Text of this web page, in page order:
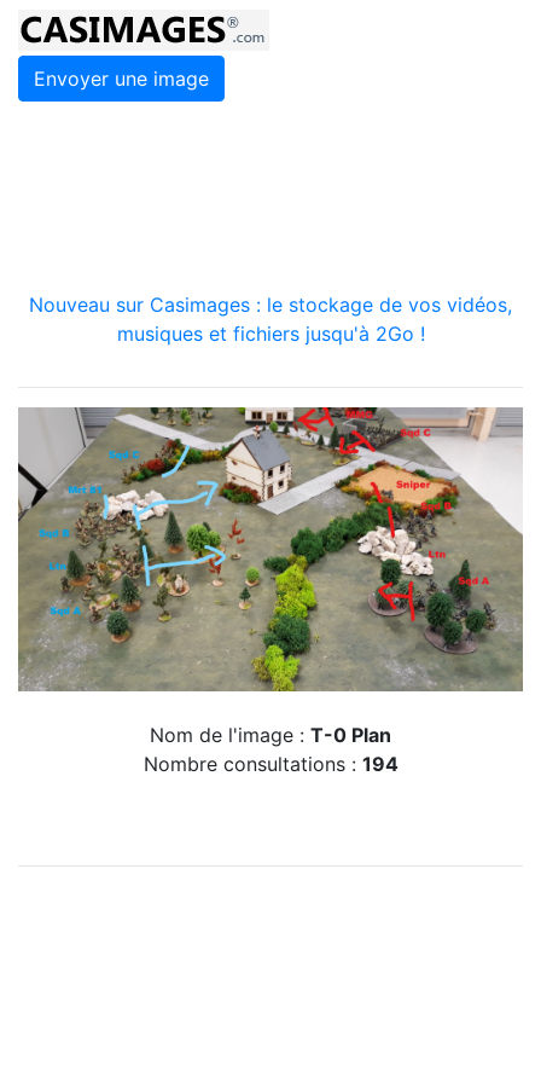
Envoyer une image
Nouveau sur Casimages : le stockage de vos vidéos,
musiques et fichiers jusqu'à 2Go !
Nom de l'image : T-0 Plan
Nombre consultations : 194